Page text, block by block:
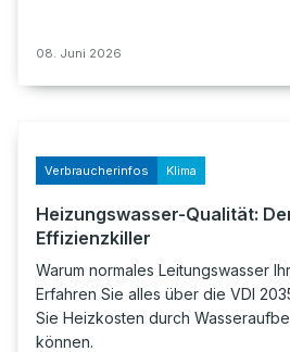
08. Juni 2026
Verbraucherinfos Klima
Heizungswasser-Qualität:
Effizienzkiller
Warum normales Leitungswasser
Erfahren Sie alles über die VDI
Sie Heizkosten durch
können.